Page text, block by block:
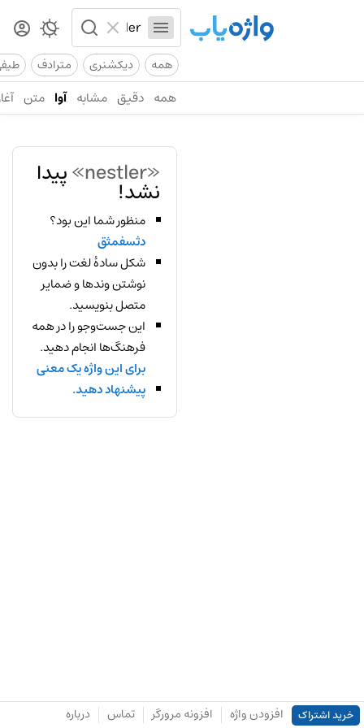
همه دیکشنری مترادف
همه دقیق مشابه آوا متن
«nestler» پیدا
نشد!
منظور شما این بود؟
دثسفمثق
شکل سادهٔ لغت را بدون
نوشتن وندها و ضمایر
متصل بنویسید.
این جست‌وجو را در همه
فرهنگ‌ها انجام دهید.
برای این واژه یک معنی
پیشنهاد دهید.
خرید اشتراک افزودن واژه افزونه مرورگر تماس درباره